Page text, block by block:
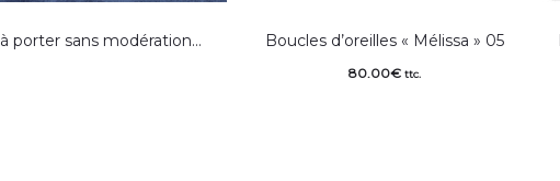
à porter sans modération… Boucles d’oreilles « Mélissa » 05
80.00€ ttc.